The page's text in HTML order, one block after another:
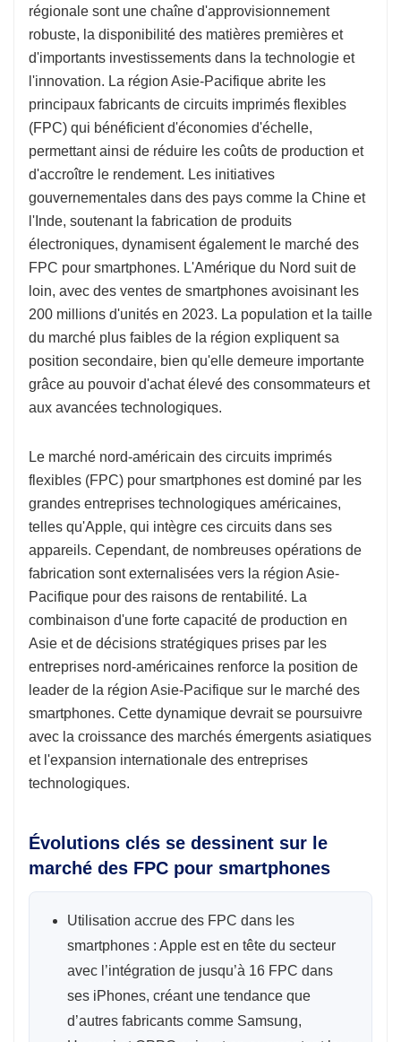
régionale sont une chaîne d'approvisionnement
robuste, la disponibilité des matières premières et
d'importants investissements dans la technologie et
l'innovation. La région Asie-Pacifique abrite les
principaux fabricants de circuits imprimés flexibles
(FPC) qui bénéficient d'économies d'échelle,
permettant ainsi de réduire les coûts de production et
d'accroître le rendement. Les initiatives
gouvernementales dans des pays comme la Chine et
l'Inde, soutenant la fabrication de produits
électroniques, dynamisent également le marché des
FPC pour smartphones. L'Amérique du Nord suit de
loin, avec des ventes de smartphones avoisinant les
200 millions d'unités en 2023. La population et la taille
du marché plus faibles de la région expliquent sa
position secondaire, bien qu'elle demeure importante
grâce au pouvoir d'achat élevé des consommateurs et
aux avancées technologiques.
Le marché nord-américain des circuits imprimés
flexibles (FPC) pour smartphones est dominé par les
grandes entreprises technologiques américaines,
telles qu'Apple, qui intègre ces circuits dans ses
appareils. Cependant, de nombreuses opérations de
fabrication sont externalisées vers la région Asie-
Pacifique pour des raisons de rentabilité. La
combinaison d'une forte capacité de production en
Asie et de décisions stratégiques prises par les
entreprises nord-américaines renforce la position de
leader de la région Asie-Pacifique sur le marché des
smartphones. Cette dynamique devrait se poursuivre
avec la croissance des marchés émergents asiatiques
et l'expansion internationale des entreprises
technologiques.
Évolutions clés se dessinent sur le
marché des FPC pour smartphones
Utilisation accrue des FPC dans les
smartphones : Apple est en tête du secteur
avec l’intégration de jusqu’à 16 FPC dans
ses iPhones, créant une tendance que
d’autres fabricants comme Samsung,